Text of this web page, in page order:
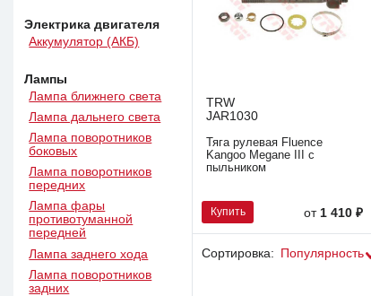
Электрика двигателя
Аккумулятор (АКБ)
Лампы
Лампа ближнего света
Лампа дальнего света
Лампа поворотников
боковых
Лампа поворотников
передних
Лампа фары
противотуманной
передней
Лампа заднего хода
Лампа поворотников
задних
TRW
JAR1030
Тяга рулевая Fluence
Kangoo Megane III с
пыльником
Купить от 1 410 ₽
Сортировка: Популярность